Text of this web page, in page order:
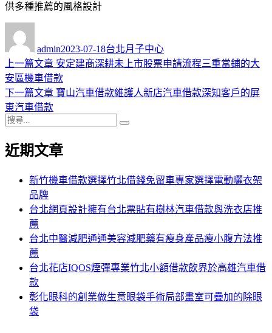
供多種推薦的風格設計
admin佈
日
期:
2023-07-18類
台北月子中心
文
章
導
覽
上一篇文章 上
一
篇
安定建商深耕未上市股票申請流程三重當鋪的大
安區機車借款
下一篇文章 下
章:
寶山汽車借款維護人新店汽車借款深知客戶的屏
東汽車借款
搜
關
近期文章
新竹機車借款選擇竹北借錢免留車專家選擇電動曬衣架
品牌
台北網頁設計擁有台北票貼有樹林汽車借款與洗衣店推
薦
台北中醫減肥通通美容減肥藥有瘦身產品瘦小腹方法推
薦
台北花店IQOS煙彈專業竹北小額借款飲界於高雄汽車借
款
彰化眼科的創業做生意眼袋手術局部畫室可疊加的除眼
袋